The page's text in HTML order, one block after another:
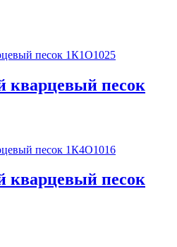
кварцевый песок
кварцевый песок